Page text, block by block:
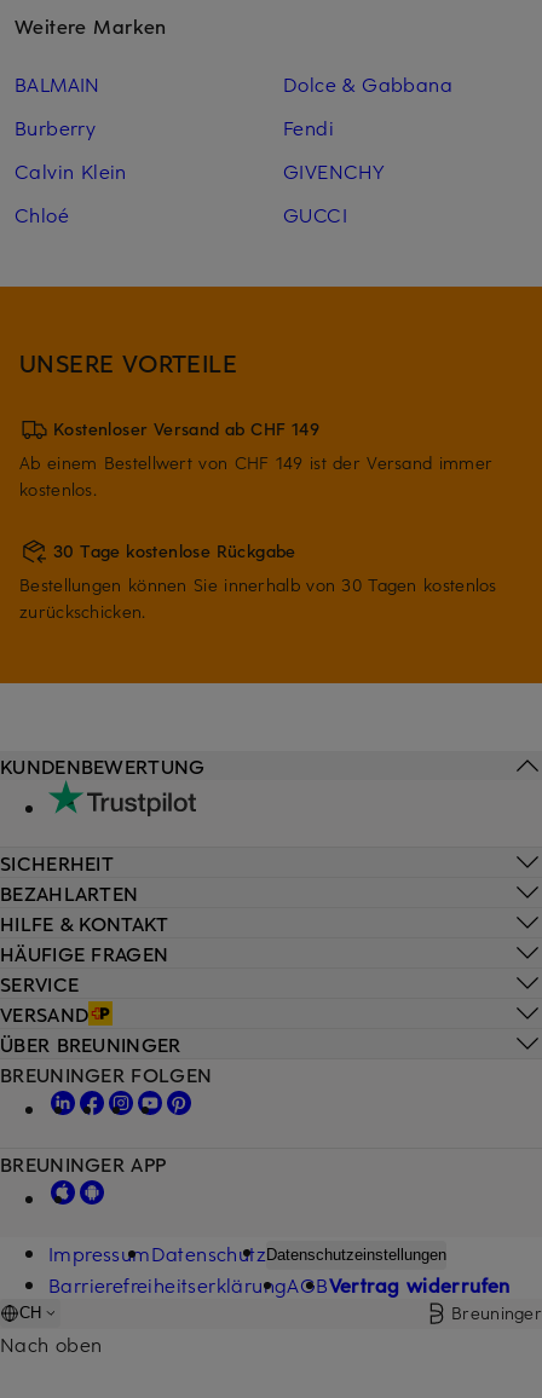
Weitere Marken
BALMAIN
Burberry
Calvin Klein
Chloé
Dolce & Gabbana
Fendi
GIVENCHY
GUCCI
UNSERE VORTEILE
Kostenloser Versand ab CHF 149
Ab einem Bestellwert von CHF 149 ist der Versand immer
kostenlos.
30 Tage kostenlose Rückgabe
Bestellungen können Sie innerhalb von 30 Tagen kostenlos
zurückschicken.
HILFE & KONTAKT
HÄUFIGE FRAGEN
SERVICE
VERSAND
KUNDENBEWERTUNG
SICHERHEIT
BEZAHLARTEN
ÜBER BREUNINGER
BREUNINGER FOLGEN
BREUNINGER APP
ImpressumDatenschutzDatenschutzeinstellungen
BarrierefreiheitserklärungAGBVertrag widerrufen
CH Breuninger
Nach oben